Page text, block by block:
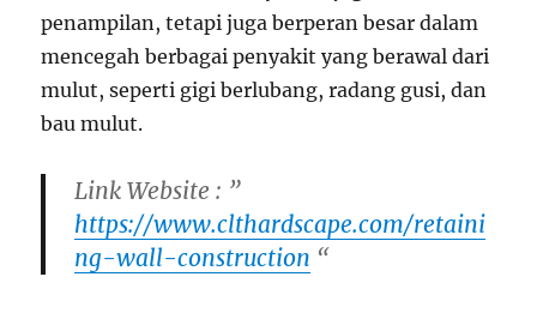
penampilan, tetapi juga berperan besar dalam
mencegah berbagai penyakit yang berawal dari
mulut, seperti gigi berlubang, radang gusi, dan
bau mulut.
Link Website : ”
https://www.clthardscape.com/retaini
ng-wall-construction “